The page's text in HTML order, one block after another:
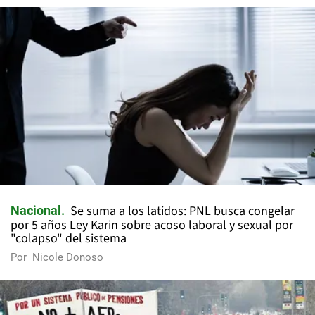
Nacional
Se suma a los latidos: PNL busca congelar
por 5 años Ley Karin sobre acoso laboral y sexual por
"colapso" del sistema
Por Nicole Donoso